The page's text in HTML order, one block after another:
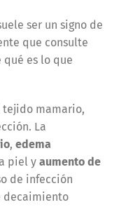
ser un signo de
que consulte
qué es lo que
mamario,
La
, edema
piel y aumento de
de infección
decaimiento